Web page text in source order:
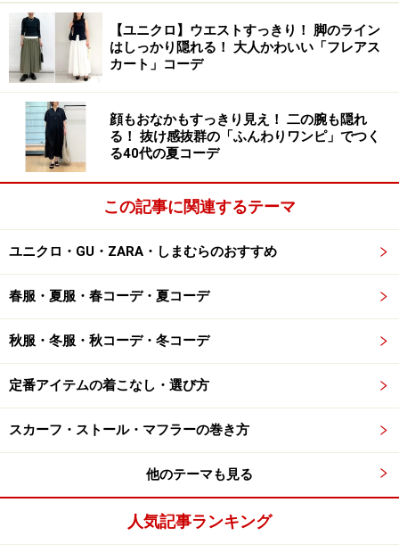
2. ゆるっとサイズが今っぽい「メンズのリ
ネンシャツ」
ユニクロ プレミアムリネンシャツ（メンズ） 3990円（税
込）
夏の定番・リネン素材を100％使用した「プレミアムリ
ネンシャツ」は、通気性や吸湿性が高く、徐々に蒸し暑
羽織りとして着たい場合は、レディースよりも丈が長
く、よりゆったりと着られるメンズの「プレミアムリネ
ンシャツ」（税込3990円）がおすすめです。女性が着る
と少しオーバーサイズになるため、今っぽさもプラスし
カラバリは写真のブルー（61）に加え、ダークブラウ
ン、ホワイト、ブラック、ピンク、ナチュラル、ベージ
ュ、ブラウン、イエロー、ライトグリーン、グリーン、
オリーブ、ブルー（65）、ネイビーの計14色です。
【ユニクロ】ウエストすっきり！ 脚のライン
はしっかり隠れる！ 大人かわいい「フレアス
カート」コーデ
顔もおなかもすっきり見え！ 二の腕も隠れ
る！ 抜け感抜群の「ふんわりワンピ」でつく
る40代の夏コーデ
この記事に関連するテーマ
ユニクロ・GU・ZARA・しまむらのおすすめ
春服・夏服・春コーデ・夏コーデ
秋服・冬服・秋コーデ・冬コーデ
定番アイテムの着こなし・選び方
スカーフ・ストール・マフラーの巻き方
他のテーマも見る
人気記事ランキング